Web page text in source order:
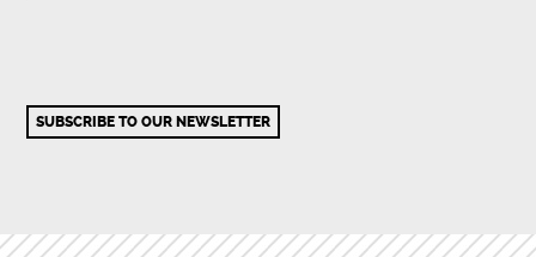
SUBSCRIBE TO OUR NEWSLETTER